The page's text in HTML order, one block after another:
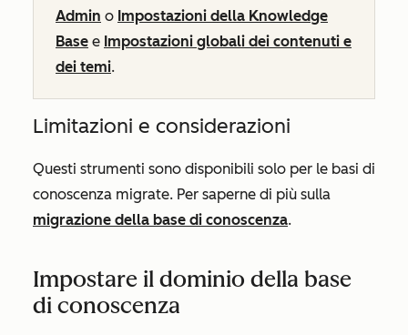
Admin o Impostazioni della Knowledge
Base e Impostazioni globali dei contenuti e
dei temi.
Limitazioni e considerazioni
Questi strumenti sono disponibili solo per le basi di
conoscenza migrate. Per saperne di più sulla
migrazione della base di conoscenza.
Impostare il dominio della base
di conoscenza